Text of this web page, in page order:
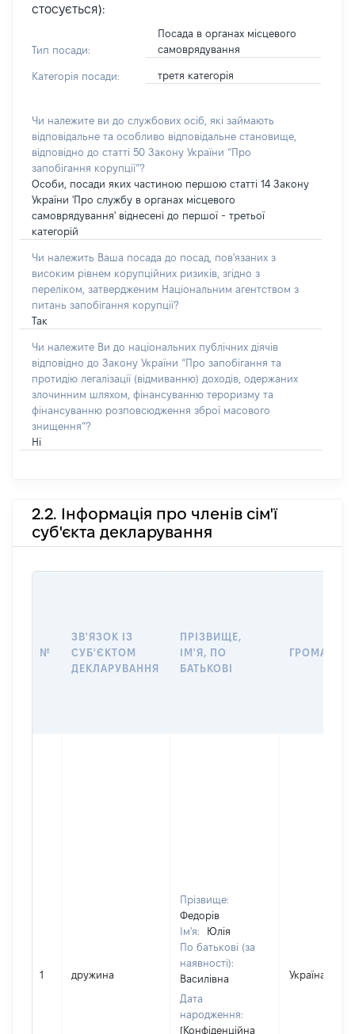
стосується):
Тип посади:
Посада в органах місцевого
самоврядування
Категорія посади: третя категорія
Чи належите ви до службових осіб, які займають
відповідальне та особливо відповідальне становище,
відповідно до статті 50 Закону України “Про
запобігання корупції”?
Особи, посади яких частиною першою статті 14 Закону
України 'Про службу в органах місцевого
самоврядування' віднесені до першої - третьої
категорій
Чи належить Ваша посада до посад, пов'язаних з
високим рівнем корупційних ризиків, згідно з
переліком, затвердженим Національним агентством з
питань запобігання корупції?
Так
Чи належите Ви до національних публічних діячів
відповідно до Закону України “Про запобігання та
протидію легалізації (відмиванню) доходів, одержаних
злочинним шляхом, фінансуванню тероризму та
фінансуванню розповсюдження зброї масового
знищення”?
Ні
2.2. Інформація про членів сім'ї
суб'єкта декларування
№
ЗВ'ЯЗОК ІЗ
СУБ'ЄКТОМ
ДЕКЛАРУВАННЯ
ПРІЗВИЩЕ,
ІМ'Я, ПО
БАТЬКОВІ
1 дружина
Прізвище:
Федорів
Ім'я:
Юлія
По батькові (за
наявності):
Василівна
Дата
народження:
[Конфіденційна
Україна